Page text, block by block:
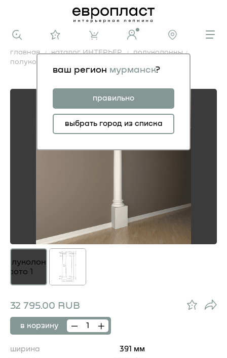
ваш регион мурманск?
правильно
выбрать город из списка
главная каталог ИНТЕРЬЕР
полуколонны
полуколонна
полуколонна
32 795.00 RUB
в корзину
ширина
391 мм